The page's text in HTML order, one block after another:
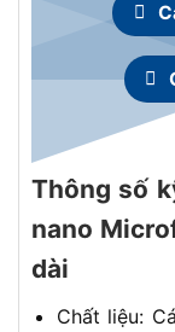
Thông số
nano
dài
Chất liệu: